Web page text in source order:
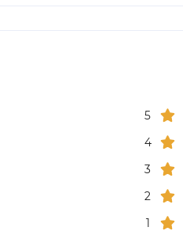
5
4
3
2
1